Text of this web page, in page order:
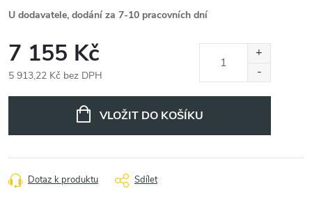
U dodavatele, dodání za 7-10 pracovních dní
7 155 Kč
5 913,22 Kč bez DPH
VLOŽIT DO KOŠÍKU
Dotaz k produktu Sdílet